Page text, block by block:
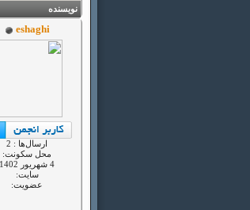
نویسنده
eshaghi
ارسال‌ها : 2
محل سكونت:
4 شهريور 1402
سايت:
عضویت: